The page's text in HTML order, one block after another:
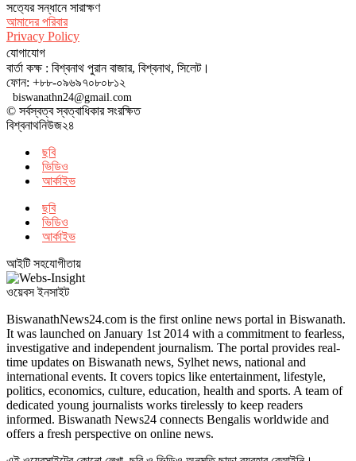
সত‌্যের সন্ধানে সারাক্ষণ
আমাদের পরিবার
Privacy Policy
যোগাযোগ
বার্তা কক্ষ : বিশ্বনাথ পুরান বাজার, বিশ্বনাথ, সিলেট।
ফোন: +৮৮-০৯৬৯৭০৮০৮১২
biswanathn24@gmail.com
© সর্বস্বত্ব স্বত্বাধিকার সংরক্ষিত
বিশ্বনাথনিউজ২৪
ছবি
ভিডিও
আর্কাইভ
ছবি
ভিডিও
আর্কাইভ
আইটি সহযোগীতায়
ওয়েবস ইনসাইট
BiswanathNews24.com is the first online news portal in Biswanath.
It was launched on January 1st 2014 with a commitment to fearless,
investigative and independent journalism. The portal provides real-
time updates on Biswanath news, Sylhet news, national and
international events. It covers topics like entertainment, lifestyle,
politics, economics, culture, education, health and sports. A team of
dedicated young journalists works tirelessly to keep readers
informed. Biswanath News24 connects Bengalis worldwide and
offers a fresh perspective on online news.